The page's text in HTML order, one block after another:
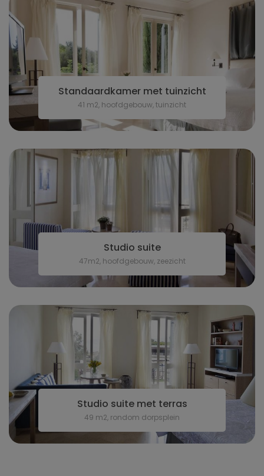
Standaardkamer met tuinzicht
41 m2, hoofdgebouw, tuinzicht
Studio suite
47m2, hoofdgebouw, zeezicht
Studio suite met terras
49 m2, rondom dorpsplein